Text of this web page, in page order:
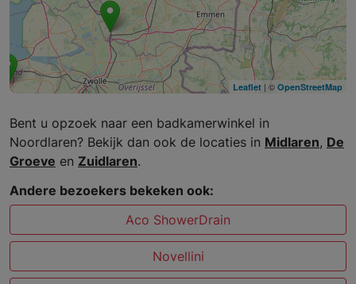
Leaflet | © OpenStreetMap
Bent u opzoek naar een badkamerwinkel in
Noordlaren? Bekijk dan ook de locaties in Midlaren, De
Groeve en Zuidlaren.
Andere bezoekers bekeken ook:
Aco ShowerDrain
Novellini